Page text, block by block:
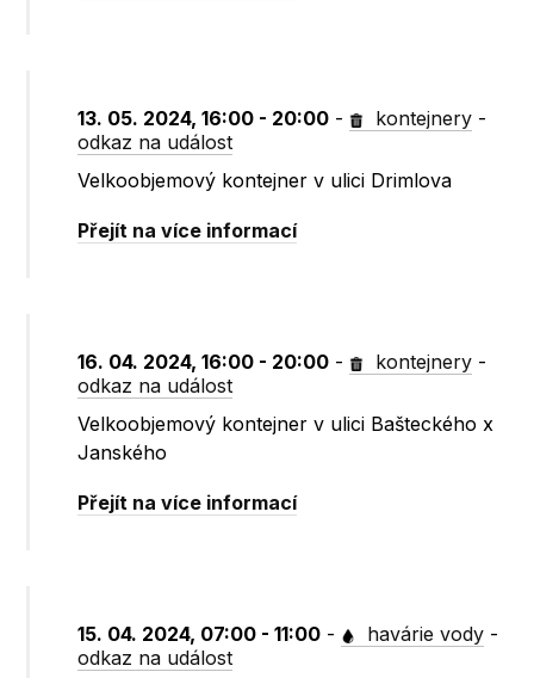
13. 05. 2024, 16:00 - 20:00 - kontejnery -
odkaz na událost
Velkoobjemový kontejner v ulici Drimlova
Přejít na více informací
16. 04. 2024, 16:00 - 20:00 - kontejnery -
odkaz na událost
Velkoobjemový kontejner v ulici Bašteckého x
Janského
Přejít na více informací
15. 04. 2024, 07:00 - 11:00 - havárie vody -
odkaz na událost